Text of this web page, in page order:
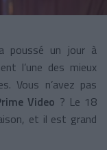
poussé un jour à
l’une des mieux
Vous n’avez pas
Video ? Le 18
et il est grand